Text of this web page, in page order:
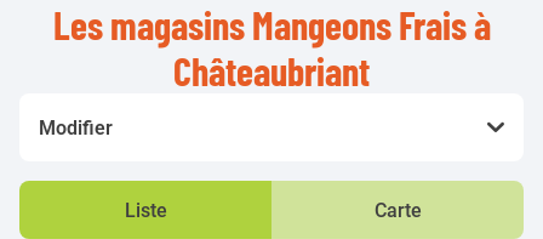
Les magasins Mangeons Frais à
Châteaubriant
Modifier
Liste Carte